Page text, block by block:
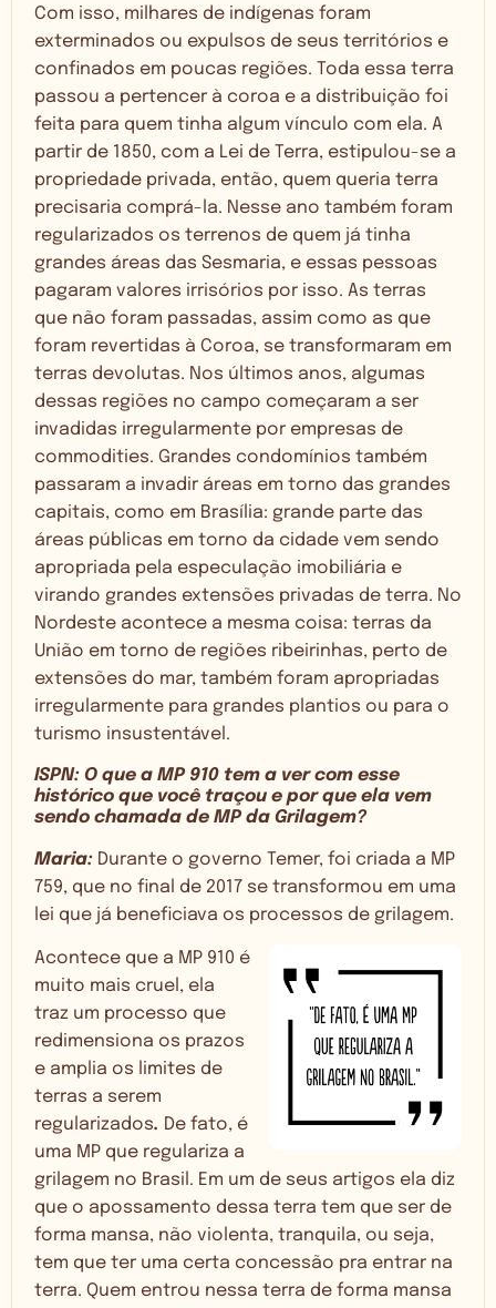
Com isso, milhares de indígenas foram
exterminados ou expulsos de seus territórios e
confinados em poucas regiões. Toda essa terra
passou a pertencer à coroa e a distribuição foi
feita para quem tinha algum vínculo com ela. A
partir de 1850, com a Lei de Terra, estipulou-se a
propriedade privada, então, quem queria terra
precisaria comprá-la. Nesse ano também foram
regularizados os terrenos de quem já tinha
grandes áreas das Sesmaria, e essas pessoas
pagaram valores irrisórios por isso. As terras
que não foram passadas, assim como as que
foram revertidas à Coroa, se transformaram em
terras devolutas. Nos últimos anos, algumas
dessas regiões no campo começaram a ser
invadidas irregularmente por empresas de
commodities. Grandes condomínios também
passaram a invadir áreas em torno das grandes
capitais, como em Brasília: grande parte das
áreas públicas em torno da cidade vem sendo
apropriada pela especulação imobiliária e
virando grandes extensões privadas de terra. No
Nordeste acontece a mesma coisa: terras da
União em torno de regiões ribeirinhas, perto de
extensões do mar, também foram apropriadas
irregularmente para grandes plantios ou para o
turismo insustentável.
ISPN: O que a MP 910 tem a ver com esse
histórico que você traçou e por que ela vem
sendo chamada de MP da Grilagem?
Maria: Durante o governo Temer, foi criada a MP
759, que no final de 2017 se transformou em uma
lei que já beneficiava os processos de grilagem.
Acontece que a MP 910 é
muito mais cruel, ela
traz um processo que
redimensiona os prazos
e amplia os limites de
terras a serem
regularizados. De fato, é
uma MP que regulariza a
grilagem no Brasil. Em um de seus artigos ela diz
que o apossamento dessa terra tem que ser de
forma mansa, não violenta, tranquila, ou seja,
tem que ter uma certa concessão pra entrar na
terra. Quem entrou nessa terra de forma mansa